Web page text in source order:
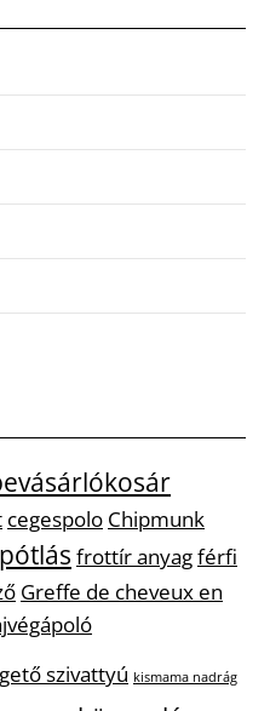
cegespolo Chipmunk
frottír anyagférfi
Greffe de cheveux en
szivattyú kismama nadrág